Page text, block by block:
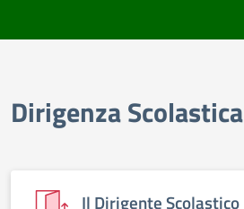
elenco degli organi
Dirigenza Scolastica
Il Dirigente Scolastico